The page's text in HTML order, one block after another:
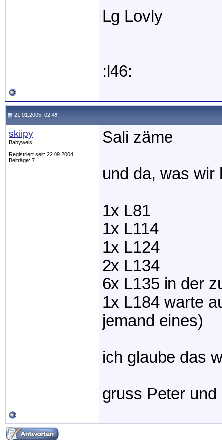
Lg Lovly
:l46:
21.01.2005, 02:49
skiipy
Babywels
Registriert seit: 22.09.2004
Beiträge: 7
Sali zäme
und da, was wir
1x L81
1x L114
1x L124
2x L134
6x L135 in der
1x L184 warte
jemand eines)
ich glaube das
gruss Peter und